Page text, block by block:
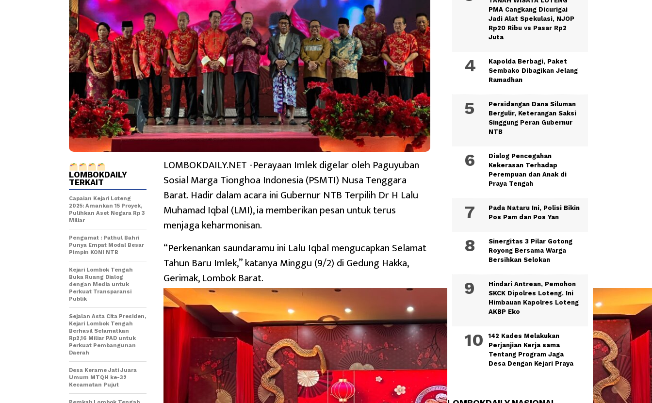
LOMBOKDAILY.NET -Perayaan Imlek digelar oleh Paguyuban
Sosial Marga Tionghoa Indonesia (PSMTI) Nusa Tenggara
Barat. Hadir dalam acara ini Gubernur NTB Terpilih Dr H Lalu
Muhamad Iqbal (LMI), ia memberikan pesan untuk terus
menjaga keharmonisan.
“Perkenankan saundaramu ini Lalu Iqbal mengucapkan Selamat
Tahun Baru Imlek,” katanya Minggu (9/2) di Gedung Hakka,
Gerimak, Lombok Barat.
LOMBOKDAILY
TERKAIT
Capaian Kejari Loteng
2025: Amankan 15 Proyek,
Pulihkan Aset Negara Rp 3
Miliar
Pengamat : Pathul Bahri
Punya Empat Modal Besar
Pimpin KONI NTB
Kejari Lombok Tengah
Buka Ruang Dialog
dengan Media untuk
Perkuat Transparansi
Publik
Sejalan Asta Cita Presiden,
Kejari Lombok Tengah
Berhasil Selamatkan
Rp2,16 Miliar PAD untuk
Perkuat Pembangunan
Daerah
Desa Kerame Jati Juara
Umum MTQH ke-32
Kecamatan Pujut
PMA Cangkang Dicurigai
Jadi Alat Spekulasi, NJOP
Rp20 Ribu vs Pasar Rp2
Juta
Kapolda Berbagi, Paket
Sembako Dibagikan Jelang
Ramadhan
Persidangan Dana Siluman
Bergulir, Keterangan Saksi
Singgung Peran Gubernur
NTB
Dialog Pencegahan
Kekerasan Terhadap
Perempuan dan Anak di
Praya Tengah
Pada Nataru Ini, Polisi Bikin
Pos Pam dan Pos Yan
Sinergitas 3 Pilar Gotong
Royong Bersama Warga
Bersihkan Selokan
Hindari Antrean, Pemohon
SKCK Dipolres Loteng. Ini
Himbauan Kapolres Loteng
AKBP Eko
142 Kades Melakukan
Perjanjian Kerja sama
Tentang Program Jaga
Desa Dengan Kejari Praya